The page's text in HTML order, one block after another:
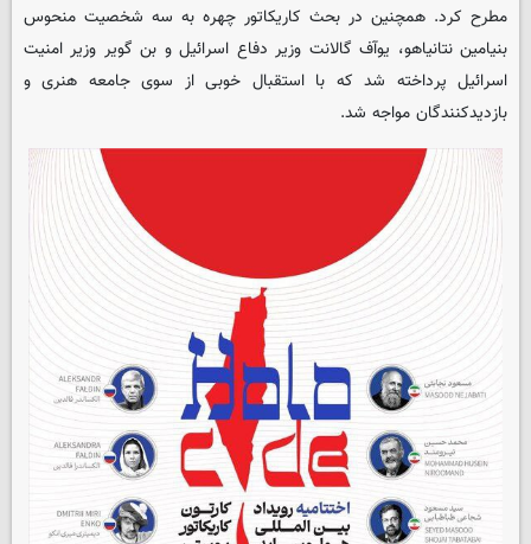
مطرح کرد. همچنین در بحث کاریکاتور چهره به سه شخصیت منحوس
بنیامین نتانیاهو، یوآف گالانت وزیر دفاع اسرائیل و بن گویر وزیر امنیت
اسرائیل پرداخته شد که با استقبال خوبی از سوی جامعه هنری و
بازدیدکنندگان مواجه شد.